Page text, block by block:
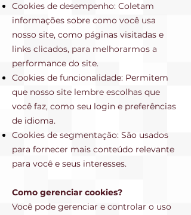
Cookies de desempenho: Coletam
informações sobre como você usa
nosso site, como páginas visitadas e
links clicados, para melhorarmos a
performance do site.
Cookies de funcionalidade: Permitem
que nosso site lembre escolhas que
você faz, como seu login e preferências
de idioma.
Cookies de segmentação: São usados
para fornecer mais conteúdo relevante
para você e seus interesses.
Como gerenciar cookies?
Você pode gerenciar e controlar o uso